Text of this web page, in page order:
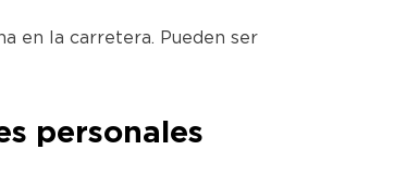
en la carretera. Pueden ser
personales